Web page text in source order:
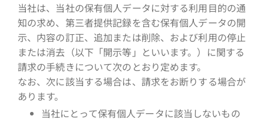
当社は、当社の保有個人データに対する利用目的の通
知の求め、第三者提供記録を含む保有個人データの開
示、内容の訂正、追加または削除、および利用の停止
または消去（以下「開示等」といいます。）に関する
請求の手続きについて次のとおり定めます。
なお、次に該当する場合は、請求をお断りする場合が
あります。
当社にとって保有個人データに該当しないもの